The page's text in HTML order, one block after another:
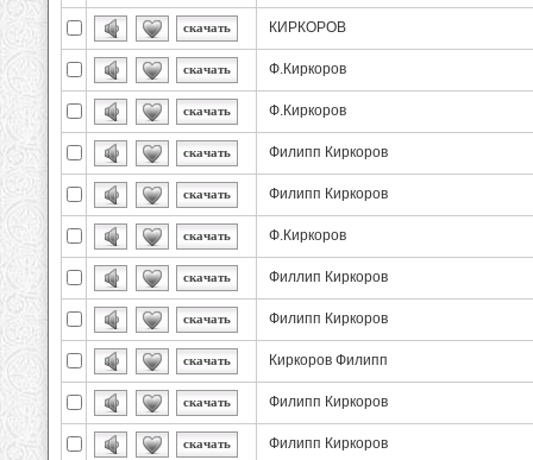
скачать КИРКОРОВ
скачать Ф.Киркоров
скачать Ф.Киркоров
скачать Филипп Киркоров
скачать Филипп Киркоров
скачать Ф.Киркоров
скачать Филлип Киркоров
скачать Филипп Киркоров
скачать Киркоров Филипп
скачать Филипп Киркоров
скачать Филипп Киркоров